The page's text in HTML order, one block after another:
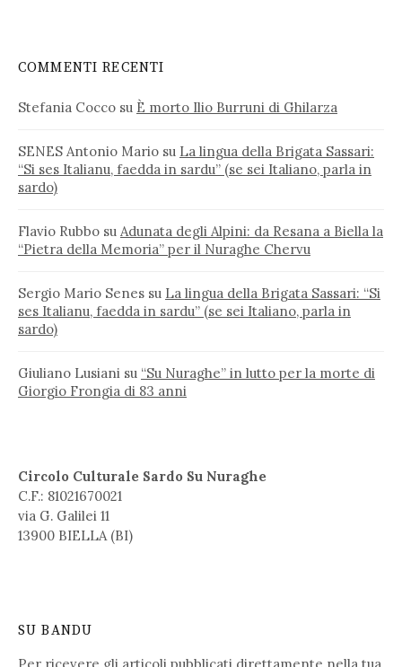
COMMENTI RECENTI
Stefania Cocco su È morto Ilio Burruni di Ghilarza
SENES Antonio Mario su La lingua della Brigata Sassari:
“Si ses Italianu, faedda in sardu” (se sei Italiano, parla in
sardo)
Flavio Rubbo su Adunata degli Alpini: da Resana a Biella la
“Pietra della Memoria” per il Nuraghe Chervu
Sergio Mario Senes su La lingua della Brigata Sassari: “Si
ses Italianu, faedda in sardu” (se sei Italiano, parla in
sardo)
Giuliano Lusiani su “Su Nuraghe” in lutto per la morte di
Giorgio Frongia di 83 anni
Circolo Culturale Sardo Su Nuraghe
C.F.: 81021670021
via G. Galilei 11
13900 BIELLA (BI)
SU BANDU